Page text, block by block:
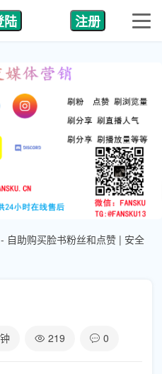
陆 注册
自助购买脸书粉丝和点赞 | 安全
219 0